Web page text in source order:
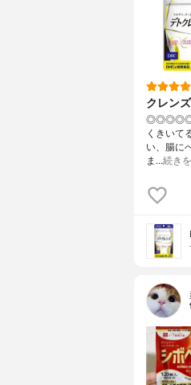
クレン
◎◎◎◎◎◎
くきいて
い、腸に
ま…続き